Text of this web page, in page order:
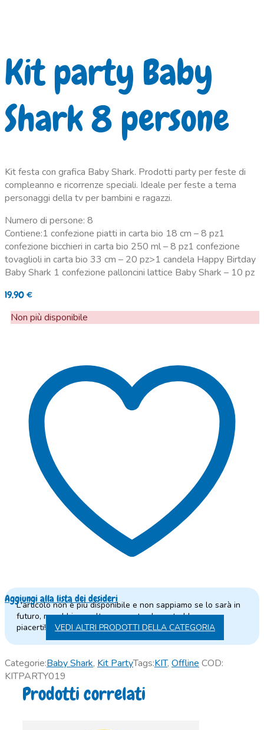
Kit party Baby
Shark 8 persone
Kit festa con grafica Baby Shark. Prodotti party per feste di
compleanno e ricorrenze speciali. Ideale per feste a tema
personaggi della tv per bambini e ragazzi.
Numero di persone: 8
Contiene:1 confezione piatti in carta bio 18 cm – 8 pz1
confezione bicchieri in carta bio 250 ml – 8 pz1 confezione
tovaglioli in carta bio 33 cm – 20 pz>1 candela Happy Birtday
Baby Shark 1 confezione palloncini lattice Baby Shark – 10 pz
19,90€
Non più disponibile
Aggiungi alla lista dei desideri
L'articolo non è più disponibile e non sappiamo se lo sarà in
futuro, ma abbiamo altre proposte che potrebbero
piacerti!
VEDI ALTRI PRODOTTI DELLA CATEGORIA
Categorie:Baby Shark, Kit PartyTags:KIT, Offline COD:
KITPARTY019
Prodotti correlati